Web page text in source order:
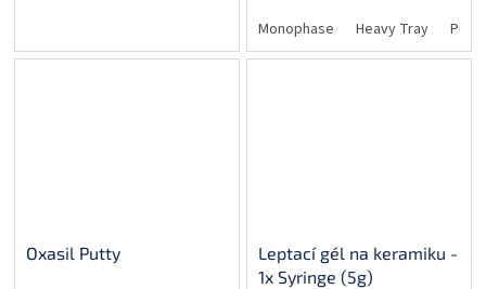
koncovky žlté, 1x fixačný
krúžok.
Monophase Heavy Tray Putty
Oxasil Putty
Leptací gél na keramiku -
1x Syringe (5g)